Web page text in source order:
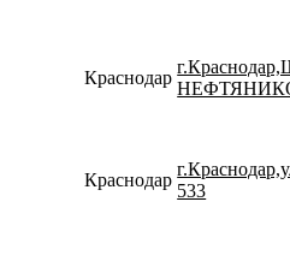
Краснодар
Краснодар
533